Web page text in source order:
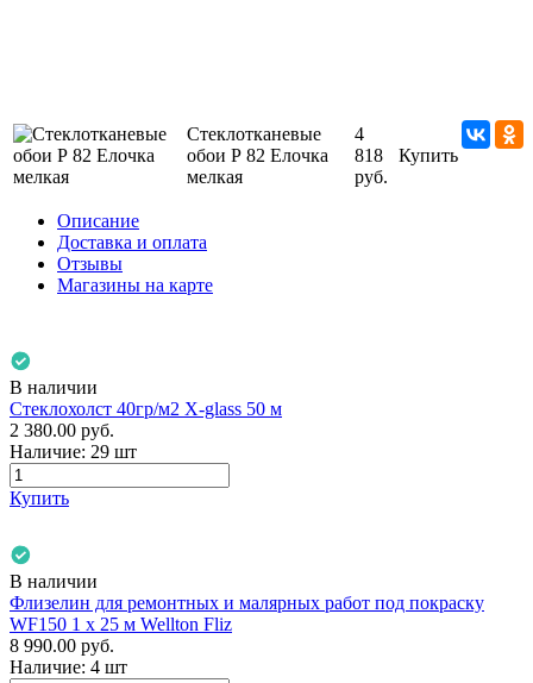
Стеклотканевые
обои Р 82 Елочка
мелкая
4
818
руб.
Купить
Описание
Доставка и оплата
Отзывы
Магазины на карте
В наличии
Стеклохолст 40гр/м2 X-glass 50 м
2 380.00 руб.
Наличие: 29 шт
Купить
В наличии
Флизелин для ремонтных и малярных работ под покраску
WF150 1 х 25 м Wellton Fliz
8 990.00 руб.
Наличие: 4 шт